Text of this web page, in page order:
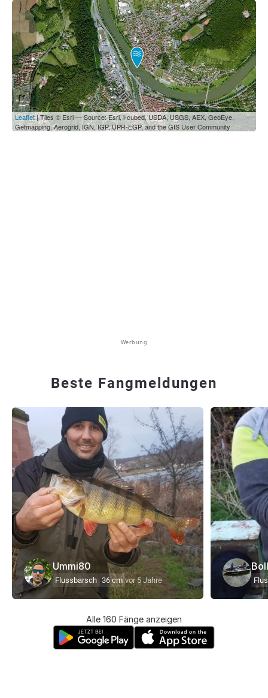
Leaflet| Tiles © Esri — Source: Esri, i-cubed, USDA, USGS, AEX, GeoEye,
Getmapping, Aerogrid, IGN, IGP, UPR-EGP, and the GIS User Community
Werbung
Beste Fangmeldungen
Ummi80
Flussbarsch 36 cm vor 5 Jahre
Alle 160 Fänge anzeigen